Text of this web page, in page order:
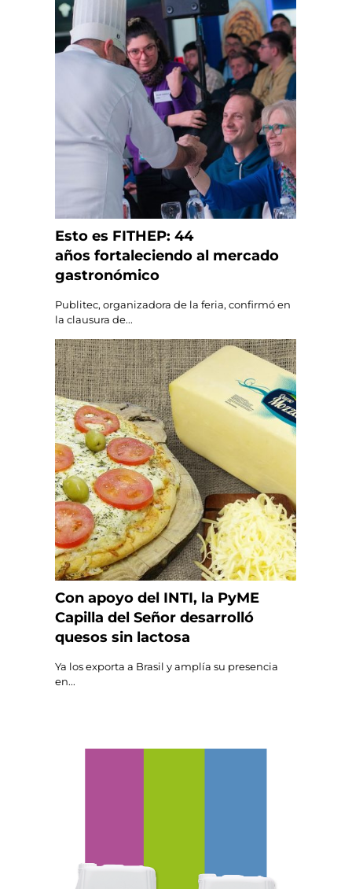
Esto es FITHEP: 44
años fortaleciendo al mercado
gastronómico
Publitec, organizadora de la feria, confirmó en
la clausura de...
Con apoyo del INTI, la PyME
Capilla del Señor desarrolló
quesos sin lactosa
Ya los exporta a Brasil y amplía su presencia
en...